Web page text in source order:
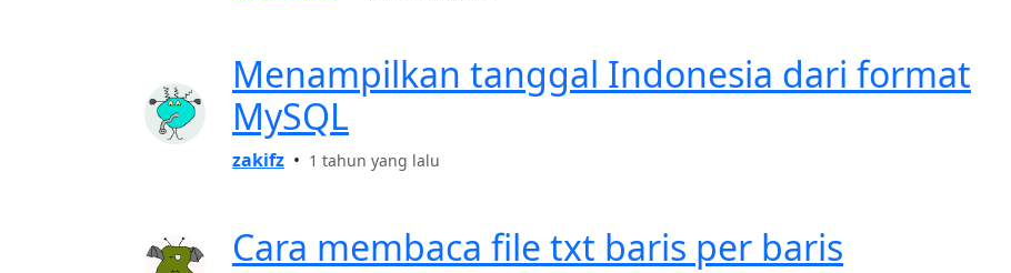
Menampilkan tanggal Indonesia dari format
MySQL
zakifz • 1 tahun yang lalu
Cara membaca file txt baris per baris